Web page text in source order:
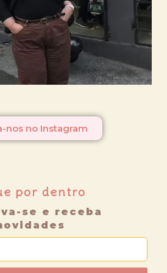
nos no Instagram
por dentro
se e receba